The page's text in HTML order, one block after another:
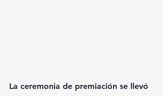
La ceremonia de premiación se llevó